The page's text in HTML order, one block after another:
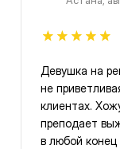
Девушка на
не
клиентах.
преподает
в любой конец